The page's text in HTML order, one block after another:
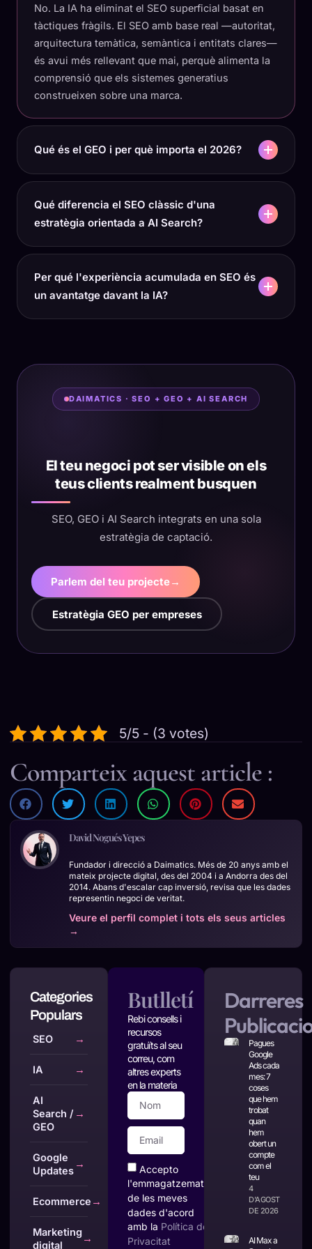
No. La IA ha eliminat el SEO superficial basat en
tàctiques fràgils. El SEO amb base real —autoritat,
arquitectura temàtica, semàntica i entitats clares—
és avui més rellevant que mai, perquè alimenta la
comprensió que els sistemes generatius
construeixen sobre una marca.
Qué és el GEO i per què importa el 2026?
Qué diferencia el SEO clàssic d'una
estratègia orientada a AI Search?
Per qué l'experiència acumulada en SEO és
un avantatge davant la IA?
DAIMATICS · SEO + GEO + AI SEARCH
El teu negoci pot ser visible on els
teus clients realment busquen
SEO, GEO i AI Search integrats en una sola
estratègia de captació.
Parlem del teu projecte→
Estratègia GEO per empreses
5/5 - (3 votes)
Comparteix aquest article :
David Nogués Yepes
Fundador i direcció a Daimatics. Més de 20 anys amb el
mateix projecte digital, des del 2004 i a Andorra des del
2014. Abans d'escalar cap inversió, revisa que les dades
representin negoci de veritat.
Veure el perfil complet i tots els seus articles
→
Categories
Populars
SEO →
IA →
AI
Search /
GEO
→
Google
Updates
→
Ecommerce →
Marketing
digital
→
Butlletí
Rebi consells i
recursos
gratuïts al seu
correu, com
altres experts
en la materia
Accepto
l'emmagatzematge
de les meves
dades d'acord
amb la Política de
Privacitat
Darreres
Pagues
Google
Ads cada
mes: 7
coses
que hem
trobat
quan
hem
obert un
compte
com el
teu
4
D'AGOST
DE 2026
AI Max a